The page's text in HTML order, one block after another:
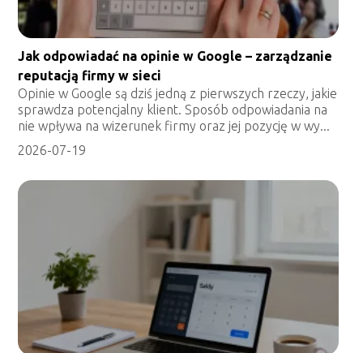
Jak odpowiadać na opinie w Google – zarządzanie
reputacją firmy w sieci
Opinie w Google są dziś jedną z pierwszych rzeczy, jakie
sprawdza potencjalny klient. Sposób odpowiadania na
nie wpływa na wizerunek firmy oraz jej pozycję w wy...
2026-07-19